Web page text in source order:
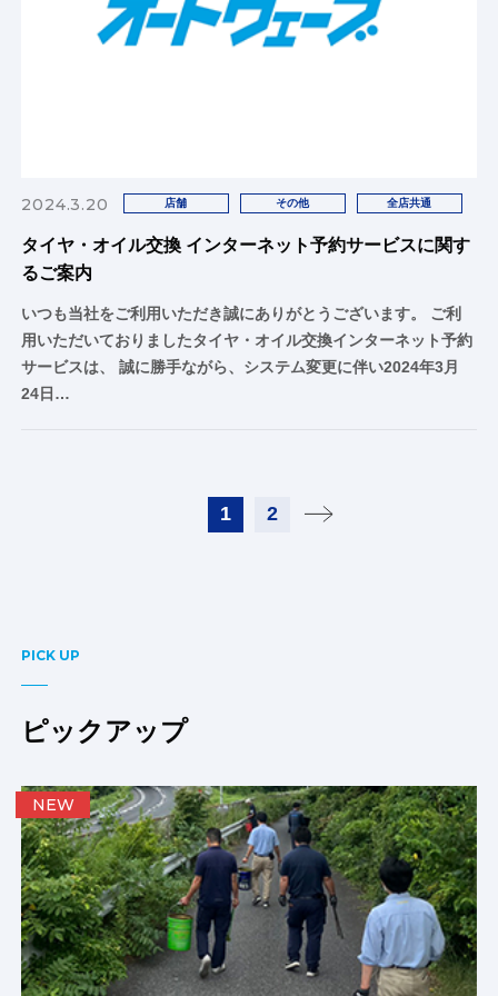
2024.3.20 店舗 その他 全店共通
タイヤ・オイル交換 インターネット予約サービスに関す
るご案内
いつも当社をご利用いただき誠にありがとうございます。 ご利
用いただいておりましたタイヤ・オイル交換インターネット予約
サービスは、 誠に勝手ながら、システム変更に伴い2024年3月
24日…
1 2
PICK UP
ピックアップ
NEW